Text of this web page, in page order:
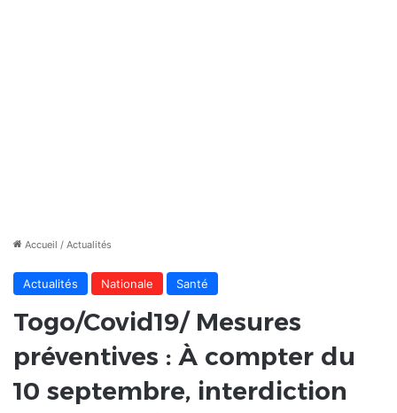
Accueil / Actualités
Actualités Nationale Santé
Togo/Covid19/ Mesures
préventives : À compter du
10 septembre, interdiction